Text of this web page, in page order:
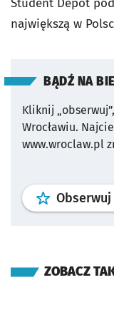
największą w
BĄDŹ NA
Kliknij
Wrocławiu.
www.wroclaw.pl
Obserwuj
ZOBACZ